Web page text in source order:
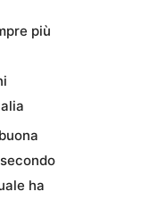
più
ha